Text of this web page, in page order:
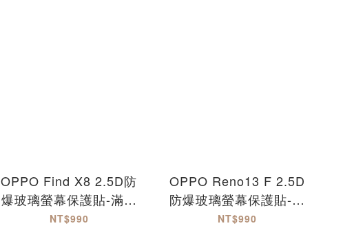
OPPO Find X8 2.5D防
爆玻璃螢幕保護貼-滿版
FindX8
NT$990
OPPO Reno13 F 2.5D
防爆玻璃螢幕保護貼-滿
版 Reno13F
NT$990